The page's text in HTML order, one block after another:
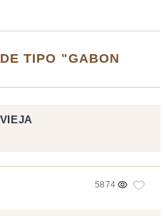
TIPO "GABON
5874